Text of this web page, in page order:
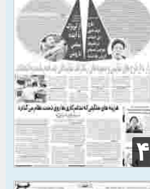
۴